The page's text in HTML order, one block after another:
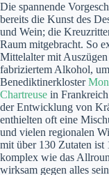
Die spannende
bereits die Kunst des
und Wein; die
Raum mitgebracht. So
Mittelalter mit
fabriziertem Alkohol,
Benediktinerkloster
Chartreuse in
der Entwicklung von
enthielten oft eine
und vielen regionalen
mit über 130 Zutaten ist
komplex wie das
wirksam gegen alles